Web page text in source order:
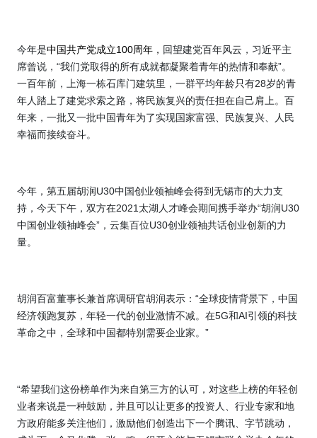
今年是中国共产党成立100周年， 回望建党百年风云，习近平主
席曾说，“我们党取得的所有成就都凝聚着青年的热情和奉献”。
一百年前，上海一栋石库门建筑里，一群平均年龄只有28岁的青
年人踏上了建党求索之路，将民族复兴的责任担在自己肩上。百
年来，一批又一批中国青年为了实现国家富强、民族复兴、人民
幸福而接续奋斗。
今年，第五届胡润U30中国创业领袖峰会得到无锡市的大力支
持，今天下午，双方在2021 太湖人才峰会期间携手举办“胡润U30
中国创业领袖峰会”，云集百位U30创业领袖共话创业创新的力
量。
胡润百富董事长兼首席调研官胡润表示：“全球疫情背景下，中国
经济领跑复苏，年轻一代的创业激情不减。在5G和AI引领的科技
革命之中，全球和中国都特别需要企业家。”
“希望我们这份榜单作为来自第三方的认可，对这些上榜的年轻创
业者来说是一种鼓励，并且可以让更多的投资人、行业专家和地
方政府能多关注他们，激励他们创造出下一个腾讯、字节跳动，